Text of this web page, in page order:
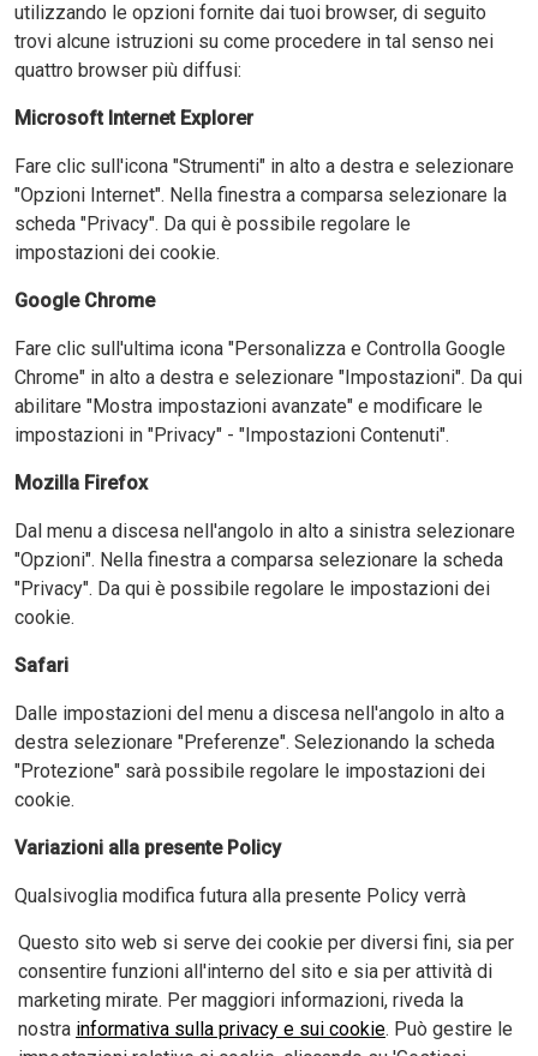
Questo sito web si serve dei cookie per diversi fini, sia per
consentire funzioni all'interno del sito e sia per attività di
marketing mirate. Per maggiori informazioni, riveda la
nostra informativa sulla privacy e sui cookie. Può gestire le
utilizzando le opzioni fornite dai tuoi browser, di seguito
trovi alcune istruzioni su come procedere in tal senso nei
quattro browser più diffusi:
Microsoft Internet Explorer
Fare clic sull'icona "Strumenti" in alto a destra e selezionare
"Opzioni Internet". Nella finestra a comparsa selezionare la
scheda "Privacy". Da qui è possibile regolare le
impostazioni dei cookie.
Google Chrome
Fare clic sull'ultima icona "Personalizza e Controlla Google
Chrome" in alto a destra e selezionare "Impostazioni". Da qui
abilitare "Mostra impostazioni avanzate" e modificare le
impostazioni in "Privacy" - "Impostazioni Contenuti".
Mozilla Firefox
Dal menu a discesa nell'angolo in alto a sinistra selezionare
"Opzioni". Nella finestra a comparsa selezionare la scheda
"Privacy". Da qui è possibile regolare le impostazioni dei
cookie.
Safari
Dalle impostazioni del menu a discesa nell'angolo in alto a
destra selezionare "Preferenze". Selezionando la scheda
"Protezione" sarà possibile regolare le impostazioni dei
cookie.
Variazioni alla presente Policy
Qualsivoglia modifica futura alla presente Policy verrà
regolarmente la nostra Policy per verificare eventuali
aggiornamenti o cambiamenti.
Informativa Privacy clicca QUI